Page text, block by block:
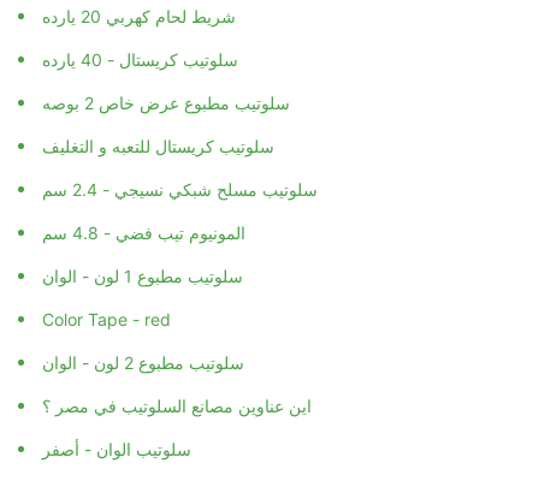
شريط لحام كهربي 20 يارده
سلوتيب كريستال - 40 يارده
سلوتيب مطبوع عرض خاص 2 بوصه
سلوتيب كريستال للتعبه و التغليف
سلوتيب مسلح شبكي نسيجي - 2.4 سم
المونيوم تيب فضي - 4.8 سم
سلوتيب مطبوع 1 لون - الوان
Color Tape - red
سلوتيب مطبوع 2 لون - الوان
اين عناوين مصانع السلوتيب في مصر ؟
سلوتيب الوان - أصفر